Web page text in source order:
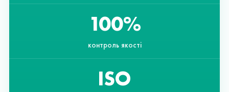
100%
контроль якості
ISO